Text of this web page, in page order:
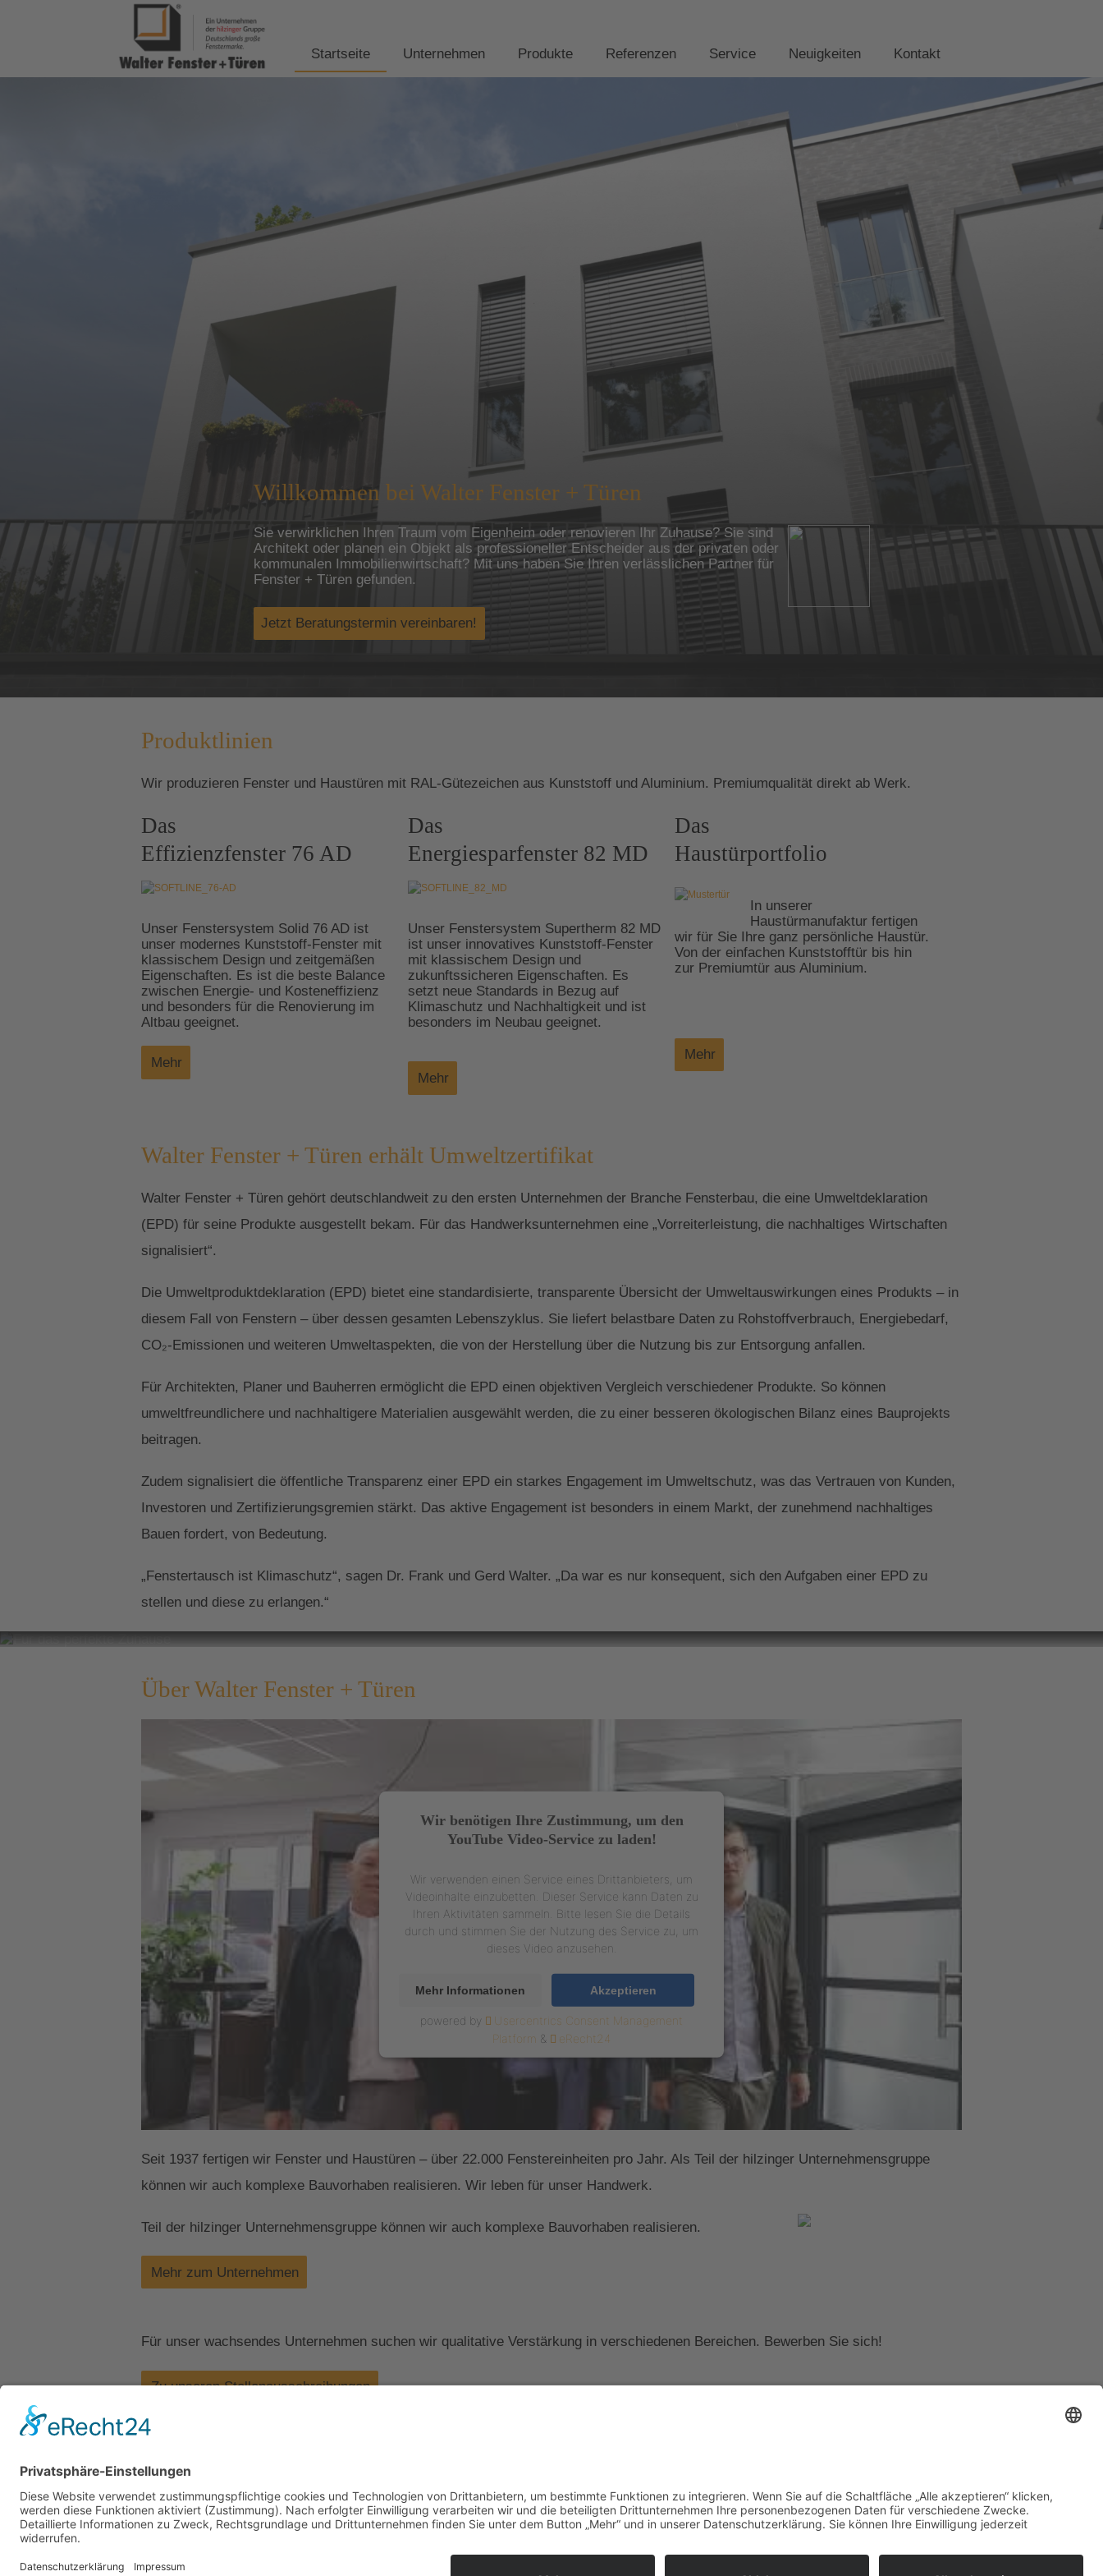
Startseite Unternehmen Produkte Referenzen Service Neuigkeiten Kontakt
Willkommen bei Walter Fenster + Türen
Sie verwirklichen Ihren Traum vom Eigenheim oder renovieren Ihr Zuhause?Sie sind
Architekt oder planen ein Objekt als professioneller Entscheider aus der privaten oder
kommunalen Immobilienwirtschaft? Mit uns haben Sie Ihren verlässlichen Partner für
Fenster + Türen gefunden.
Jetzt Beratungstermin vereinbaren!
Produktlinien
Wir produzieren Fenster und Haustüren mit RAL-Gütezeichen aus Kunststoff und Aluminium. Premiumqualität direkt ab Werk.
Das
Effizienzfenster 76 AD
Unser Fenstersystem Solid 76 AD ist
unser modernes Kunststoff-Fenster mit
klassischem Design und zeitgemäßen
Eigenschaften. Es ist die beste Balance
zwischen Energie- und Kosteneffizienz
und besonders für die Renovierung im
Altbau geeignet.
Mehr
Das
Energiesparfenster 82 MD
Unser Fenstersystem Supertherm 82 MD
ist unser innovatives Kunststoff-Fenster
mit klassischem Design und
zukunftssicheren Eigenschaften. Es
setzt neue Standards in Bezug auf
Klimaschutz und Nachhaltigkeit und ist
besonders im Neubau geeignet.
Mehr
Das
Haustürportfolio
In unserer
Haustürmanufaktur fertigen
wir für Sie Ihre ganz persönliche Haustür.
Von der einfachen Kunststofftür bis hin
zur Premiumtür aus Aluminium.
Mehr
Walter Fenster + Türen erhält Umweltzertifikat
Walter Fenster + Türen gehört deutschlandweit zu den ersten Unternehmen der Branche Fensterbau, die eine Umweltdeklaration
(EPD) für seine Produkte ausgestellt bekam. Für das Handwerksunternehmen eine „Vorreiterleistung, die nachhaltiges Wirtschaften
signalisiert“.
Die Umweltproduktdeklaration (EPD) bietet eine standardisierte, transparente Übersicht der Umweltauswirkungen eines Produkts – in
diesem Fall von Fenstern – über dessen gesamten Lebenszyklus. Sie liefert belastbare Daten zu Rohstoffverbrauch, Energiebedarf,
CO₂-Emissionen und weiteren Umweltaspekten, die von der Herstellung über die Nutzung bis zur Entsorgung anfallen.
Für Architekten, Planer und Bauherren ermöglicht die EPD einen objektiven Vergleich verschiedener Produkte. So können
umweltfreundlichere und nachhaltigere Materialien ausgewählt werden, die zu einer besseren ökologischen Bilanz eines Bauprojekts
beitragen.
Zudem signalisiert die öffentliche Transparenz einer EPD ein starkes Engagement im Umweltschutz, was das Vertrauen von Kunden,
Investoren und Zertifizierungsgremien stärkt. Das aktive Engagement ist besonders in einem Markt, der zunehmend nachhaltiges
Bauen fordert, von Bedeutung.
„Fenstertausch ist Klimaschutz“, sagen Dr. Frank und Gerd Walter. „Da war es nur konsequent, sich den Aufgaben einer EPD zu
stellen und diese zu erlangen.“
Fassade und prägen das Erscheinungsbild Ihres Objektes nach innen und außen. Lassen Sie sich
inspirieren!
Über Walter Fenster + Türen
Wir benötigen Ihre Zustimmung, um den
YouTube Video-Service zu laden!
Wir verwenden einen Service eines Drittanbieters, um
Videoinhalte einzubetten. Dieser Service kann Daten zu
Ihren Aktivitäten sammeln. Bitte lesen Sie die Details
durch und stimmen Sie der Nutzung des Service zu, um
dieses Video anzusehen.
Mehr Informationen Akzeptieren
powered by
Usercentrics Consent Management
Platform & eRecht24
Seit 1937 fertigen wir Fenster und Haustüren – über 22.000 Fenstereinheiten pro Jahr. Als Teil der hilzinger Unternehmensgruppe
können wir auch komplexe Bauvorhaben realisieren. Wir leben für unser Handwerk.
Teil der hilzinger Unternehmensgruppe können wir auch komplexe Bauvorhaben realisieren.
Mehr zum Unternehmen
Für unser wachsendes Unternehmen suchen wir qualitative Verstärkung in verschiedenen Bereichen. Bewerben Sie sich!
Zu unseren Stellenausschreibungen
Kontakt
Walter Fenster + Türen
Theodor-Haubach-Str. 11
34132 Kassel
info@walter-fenster.de